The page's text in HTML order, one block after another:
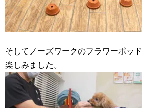
そしてノーズワークのフラワーポッ
楽しみました。